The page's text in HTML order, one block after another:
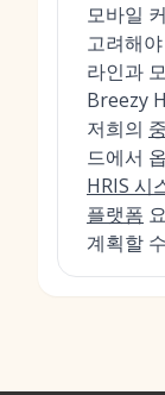
모바일
고려해
라인과
Breezy
저희의
드에서
HRIS 시
플랫폼
계획할